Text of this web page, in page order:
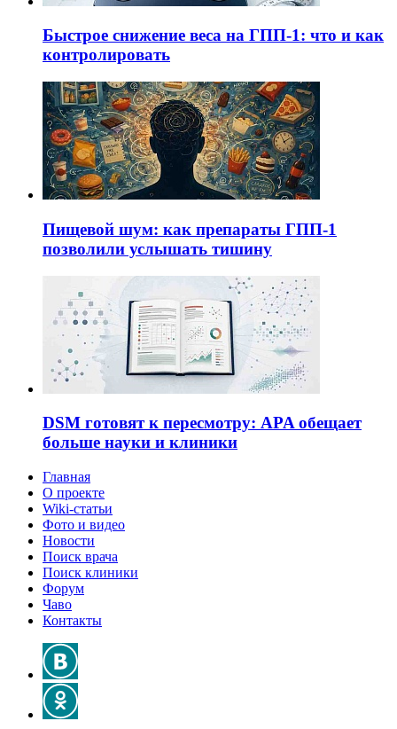
Быстрое снижение веса на ГПП-1: что и как
контролировать
Пищевой шум: как препараты ГПП-1
позволили услышать тишину
DSM готовят к пересмотру: APA обещает
больше науки и клиники
Главная
О проекте
Wiki-статьи
Фото и видео
Новости
Поиск врача
Поиск клиники
Форум
Чаво
Контакты